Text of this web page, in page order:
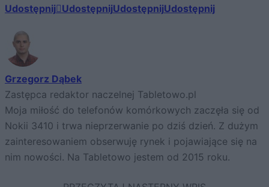
Udostępnij UdostępnijUdostępnijUdostępnij
Grzegorz Dąbek
Zastępca redaktor naczelnej Tabletowo.pl
Moja miłość do telefonów komórkowych zaczęła się od
Nokii 3410 i trwa nieprzerwanie po dziś dzień. Z dużym
zainteresowaniem obserwuję rynek i pojawiające się na
nim nowości. Na Tabletowo jestem od 2015 roku.